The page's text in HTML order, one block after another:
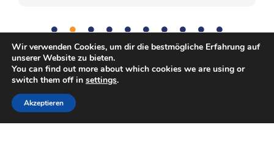
Tag: Bonus-Aktivität,Körperlich
Wir verwenden Cookies, um dir die bestmögliche Erfahrung auf
unserer Website zu bieten.
You can find out more about which cookies we are using or
switch them off in settings.
Akzeptieren